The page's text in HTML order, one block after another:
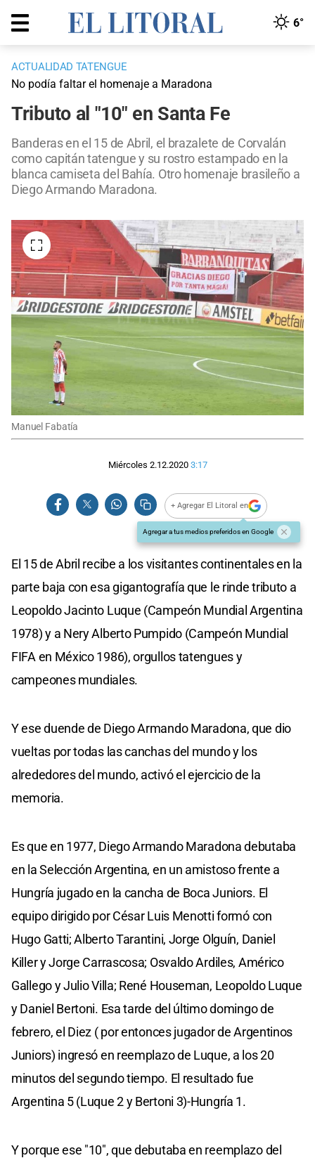
6°
ACTUALIDAD TATENGUE
No podía faltar el homenaje a Maradona
Tributo al "10" en Santa Fe
Banderas en el 15 de Abril, el brazalete de Corvalán
como capitán tatengue y su rostro estampado en la
blanca camiseta del Bahía. Otro homenaje brasileño a
Diego Armando Maradona.
Manuel Fabatía
Miércoles 2.12.2020 3:17
+ Agregar El Litoral en
Agregar a tus medios preferidos en Google
El 15 de Abril recibe a los visitantes continentales en la
parte baja con esa gigantografía que le rinde tributo a
Leopoldo Jacinto Luque (Campeón Mundial Argentina
1978) y a Nery Alberto Pumpido (Campeón Mundial
FIFA en México 1986), orgullos tatengues y
campeones mundiales.
Y ese duende de Diego Armando Maradona, que dio
vueltas por todas las canchas del mundo y los
alrededores del mundo, activó el ejercicio de la
memoria.
Es que en 1977, Diego Armando Maradona debutaba
en la Selección Argentina, en un amistoso frente a
Hungría jugado en la cancha de Boca Juniors. El
equipo dirigido por César Luis Menotti formó con
Hugo Gatti; Alberto Tarantini, Jorge Olguín, Daniel
Killer y Jorge Carrascosa; Osvaldo Ardiles, Américo
Gallego y Julio Villa; René Houseman, Leopoldo Luque
y Daniel Bertoni. Esa tarde del último domingo de
febrero, el Diez ( por entonces jugador de Argentinos
Juniors) ingresó en reemplazo de Luque, a los 20
minutos del segundo tiempo. El resultado fue
Argentina 5 (Luque 2 y Bertoni 3)-Hungría 1.
Y porque ese "10", que debutaba en reemplazo del